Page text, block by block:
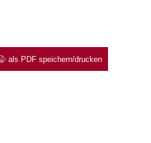
als PDF speichern/drucken